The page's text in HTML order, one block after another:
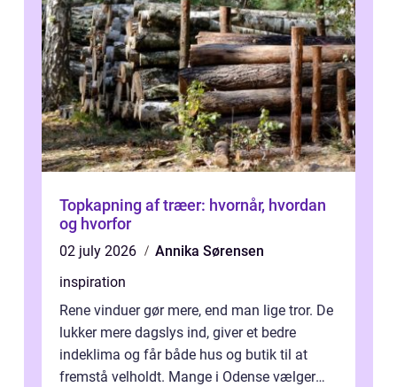
Topkapning af træer: hvornår, hvordan
og hvorfor
02 july 2026
Annika Sørensen
inspiration
Rene vinduer gør mere, end man lige tror. De
lukker mere dagslys ind, giver et bedre
indeklima og får både hus og butik til at
fremstå velholdt. Mange i Odense vælger